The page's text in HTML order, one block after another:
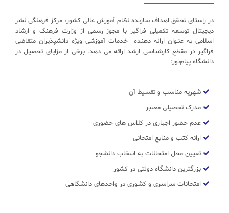
در راستای تحـقق اهداف سازنده نظام آموزش عالی کشور، مرکز فرهنگی نشر
دیجیتال توسعه تکمیلی فراگیر با مجوز رسمی از وزارت فرهنگ و ارشاد
اسلامی به عنـوان ارائه دهنده خدمات آموزشی ویژه دانشپذیران متقاضی
فراگیر در مقطع کارشناسی ارشد ارائه می دهد. برخی از مزایای تحصیل در
دانشگاه پیام‌نور:
شهریه مناسب و تقسیط آن
مدرک تحصیلی معتبر
عدم حضور اجباری در کلاس های حضوری
ارائه کتب و منابع امتحانی
تعیین محل امتحانات به انتخاب دانشجو
بزرگترین دانشگاه دولتی در کشور
امتحانات سراسری و کشوری در واحدهای دانشگاهی